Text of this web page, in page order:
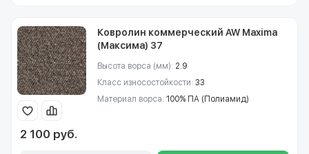
Ковролин коммерческий AW Maxima
(Максима) 37
Высота ворса (мм): 2.9
Класс износостойкости: 33
Материал ворса: 100% ПА (Полиамид)
2 100 руб.